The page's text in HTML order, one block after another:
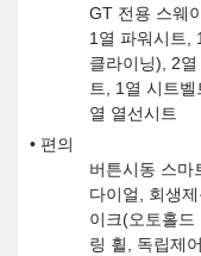
GT 전용 스웨
1열 파워시트,
클라이닝), 2
트, 1열 시트
열 열선시트
편의
버튼시동 스마
다이얼, 회생
이크(오토홀드
링 휠, 독립제